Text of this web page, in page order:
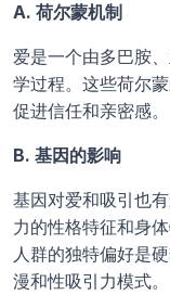
A. 荷尔蒙机制
爱是一个由多巴胺
学过程。这些荷尔
促进信任和亲密感。
B. 基因的影响
基因对爱和吸引也
力的性格特征和身
人群的独特偏好是
漫和性吸引力模式。